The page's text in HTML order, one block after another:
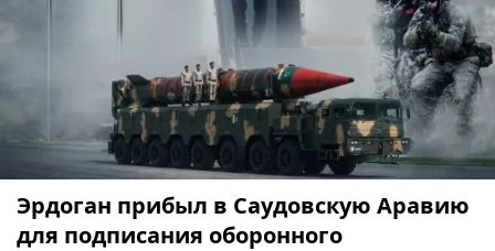
Эрдоган прибыл в Саудовскую Аравию
для подписания оборонного